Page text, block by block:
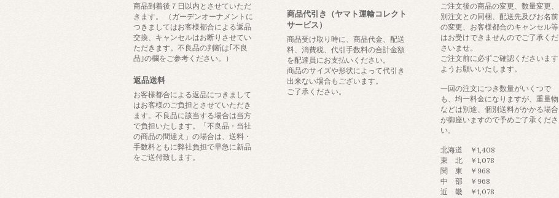
商品到着後７日以内とさせていただ
きます。 （ガーデンオーナメントに
つきましてはお客様都合による返品
交換、キャンセルはお断りさせてい
ただきます。不良品の判断は｢不良
品｣の欄をご参考ください。）
返品送料
お客様都合による返品につきまして
はお客様のご負担とさせていただき
ます。不良品に該当する場合は当方
で負担いたします。「不良品・当社
の商品の間違え」の場合は、送料・
手数料ともに弊社負担で早急に新品
をご送付致します。
商品代引き（ヤマト運輸コレクト
サービス）
商品受け取り時に、商品代金、配送
料、消費税、代引手数料の合計金額
を配達員にお支払いください。
商品のサイズや形状によって代引き
出来ない場合もございます。
ご了承ください。
ご注文後の商品の変更、数量変更、
別注文との同梱、配送先及びお名前
の変更、お客様都合のキャンセル等
はお受けできませんのでご了承くだ
さいませ。
ご注文前に必ずご確認くださいます
ようお願いいたします。
一回の注文につき数量がいくつで
も、均一料金になりますが、重量物
などは別途、個別送料がかかる場合
が御座いますので予めご了承くださ
い。
北海道 ￥1,408
東 北 ￥1,078
関 東 ￥968
中 部 ￥968
近 畿 ￥1,078